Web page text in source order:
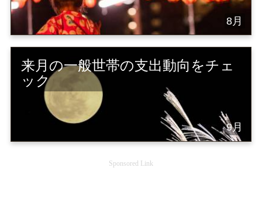
8月
来月の一般世帯の支出動向をチェ
ック
9月
Sponsored Link